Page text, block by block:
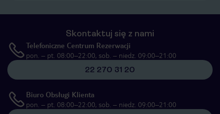
Skontaktuj się z nami
Telefoniczne Centrum Rezerwacji
pon. – pt. 08:00–22:00, sob. – niedz. 09:00–21:00
22 270 31 20
Biuro Obsługi Klienta
pon. – pt. 08:00–22:00, sob. – niedz. 09:00–21:00